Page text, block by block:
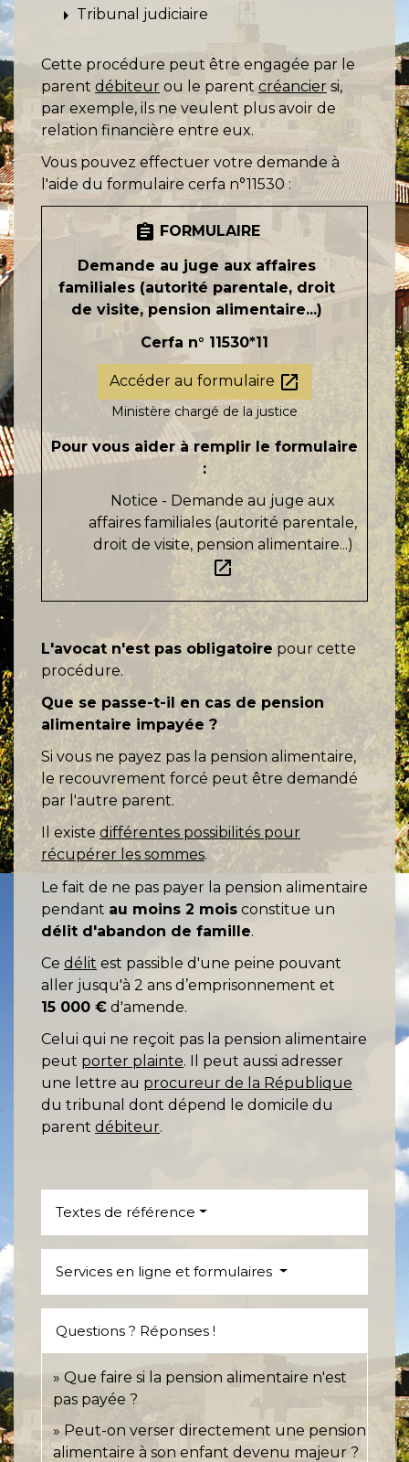
arrow_right Tribunal judiciaire
Cette procédure peut être engagée par le
parent débiteur ou le parent créancier si,
par exemple, ils ne veulent plus avoir de
relation financière entre eux.
Vous pouvez effectuer votre demande à
l'aide du formulaire cerfa n°11530 :
assignment FORMULAIRE
Demande au juge aux affaires
familiales (autorité parentale, droit
de visite, pension alimentaire...)
Cerfa n° 11530*11
Accéder au formulaire open_in_new
Ministère chargé de la justice
Pour vous aider à remplir le formulaire
:
Notice - Demande au juge aux
affaires familiales (autorité parentale,
droit de visite, pension alimentaire...)
open_in_new
L'avocat n'est pas obligatoire pour cette
procédure.
Que se passe-t-il en cas de pension
alimentaire impayée ?
Si vous ne payez pas la pension alimentaire,
le recouvrement forcé peut être demandé
par l'autre parent.
Il existe différentes possibilités pour
récupérer les sommes.
Le fait de ne pas payer la pension alimentaire
pendant au moins 2 mois constitue un
délit d'abandon de famille.
Ce délit est passible d'une peine pouvant
aller jusqu'à 2 ans d’emprisonnement et
15 000 € d'amende.
Celui qui ne reçoit pas la pension alimentaire
peut porter plainte. Il peut aussi adresser
une lettre au procureur de la République
du tribunal dont dépend le domicile du
parent débiteur.
Textes de référence
Services en ligne et formulaires
Questions ? Réponses !
Que faire si la pension alimentaire n'est
pas payée ?
Peut-on verser directement une pension
alimentaire à son enfant devenu majeur ?